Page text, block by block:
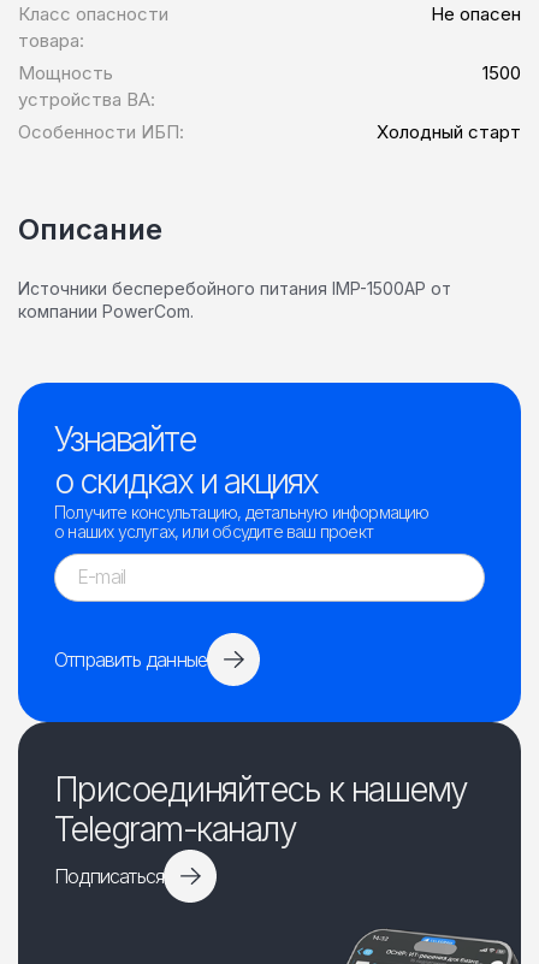
Класс опасности
товара:
Не опасен
Мощность
устройства ВА:
1500
Особенности ИБП: Холодный старт
Описание
Источники бесперебойного питания IMP-1500AP от
компании PowerCom.
Узнавайте
о скидках и акциях
Получите консультацию, детальную информацию
о наших услугах, или обсудите ваш проект
Отправить данные
Присоединяйтесь к нашему
Telegram-каналу
Подписаться